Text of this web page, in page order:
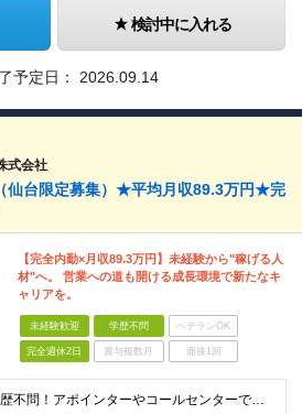
検討中に入れる
予定日： 2026.09.14
式会社
仙台限定募集）★平均月収89.3万円★完
【完全内勤×月収89.3万円】未経験から"稼げる人
材"へ。 営業への道も開ける成長環境で新たなキ
ャリアを。
未経験歓迎 学歴不問 ベテランOK
完全週休2日 賞与複数月 面接1回
★学歴不問！アポインターやコールセンターでの実務経験がある方歓迎！ ★未経験OK ■努力が正当に評価される環境で働きたい ■明確な成果報酬で、頑張った分だけ稼ぎたい ■電話でのコミュニケーションに抵